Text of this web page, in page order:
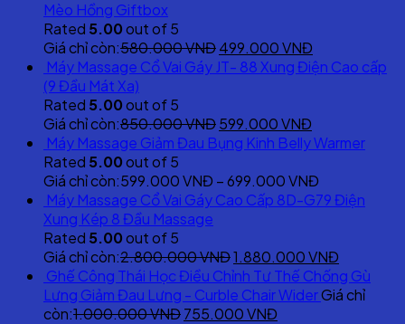
Mèo Hồng Giftbox
Rated 5.00out of 5
Giá chỉ còn:580.000VNĐOriginal
price
499.000VNĐ
price
Máy Massage Cổ Vai Gáy JT- 88 Xung Điện Cao cấp
(9 Đầu Mát Xa)
Rated 5.00out of 5
Giá chỉ còn:850.000VNĐOriginal
price
850.000 VNĐ.
599.000VNĐ
price
599.000
Máy Massage Giảm Đau Bụng Kinh Belly Warmer
Rated 5.00out of 5
Giá chỉ còn:599.000VNĐ –699.000VNĐ
Máy Massage Cổ Vai Gáy Cao Cấp 8D-G79 Điện
Xung Kép 8 Đầu Massage
Rated 5.00out of 5
Giá chỉ còn:2.800.000VNĐOriginal
price
was:
2.800.000 VNĐ.
1.880.000VNĐ
price
is:
Ghế Công Thái Học Điều Chỉnh Tư Thế Chống Gù
Lưng Giảm Đau Lưng - Curble Chair WiderGiá chỉ
còn:1.000.000VNĐOriginal
755.000VNĐ